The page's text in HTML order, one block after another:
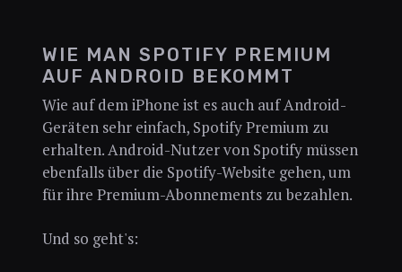
WIE MAN SPOTIFY PREMIUM
AUF ANDROID BEKOMMT
Wie auf dem iPhone ist es auch auf Android-
Geräten sehr einfach, Spotify Premium zu
erhalten. Android-Nutzer von Spotify müssen
ebenfalls über die Spotify-Website gehen, um
für ihre Premium-Abonnements zu bezahlen.
Und so geht's: